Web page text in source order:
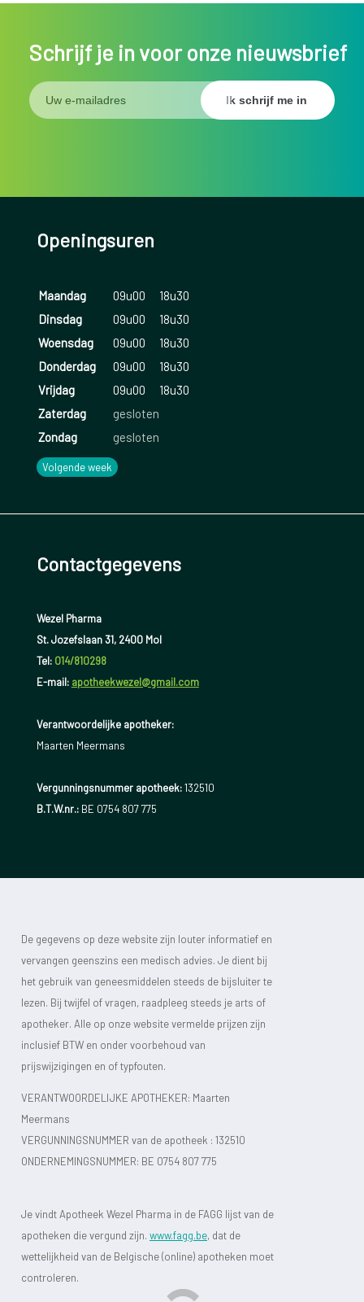
Schrijf je in voor onze nieuwsbrief
Openingsuren
Maandag 09u00
18u30
Dinsdag
09u00
18u30
Woensdag
09u00
18u30
Donderdag
09u00
18u30
Vrijdag
09u00
18u30
Zaterdag
gesloten
Zondag
gesloten
Volgende week
Contactgegevens
Wezel Pharma
St. Jozefslaan 31, 2400 Mol
Tel: 014/810298
E-mail: apotheekwezel@gmail.com
Verantwoordelijke apotheker:
Maarten Meermans
Vergunningsnummer apotheek:132510
B.T.W.nr.:BE 0754 807 775
De gegevens op deze website zijn louter informatief en
vervangen geenszins een medisch advies. Je dient bij
het gebruik van geneesmiddelen steeds de bijsluiter te
lezen. Bij twijfel of vragen, raadpleeg steeds je arts of
apotheker. Alle op onze website vermelde prijzen zijn
inclusief BTW en onder voorbehoud van
prijswijzigingen en of typfouten.
VERANTWOORDELIJKE APOTHEKER: Maarten
Meermans
VERGUNNINGSNUMMER van de apotheek : 132510
ONDERNEMINGSNUMMER: BE 0754 807 775
Je vindt Apotheek Wezel Pharma in de FAGG lijst van de
apotheken die vergund zijn. www.fagg.be, dat de
wettelijkheid van de Belgische (online) apotheken moet
controleren.